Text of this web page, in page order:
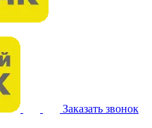
Заказать звонок